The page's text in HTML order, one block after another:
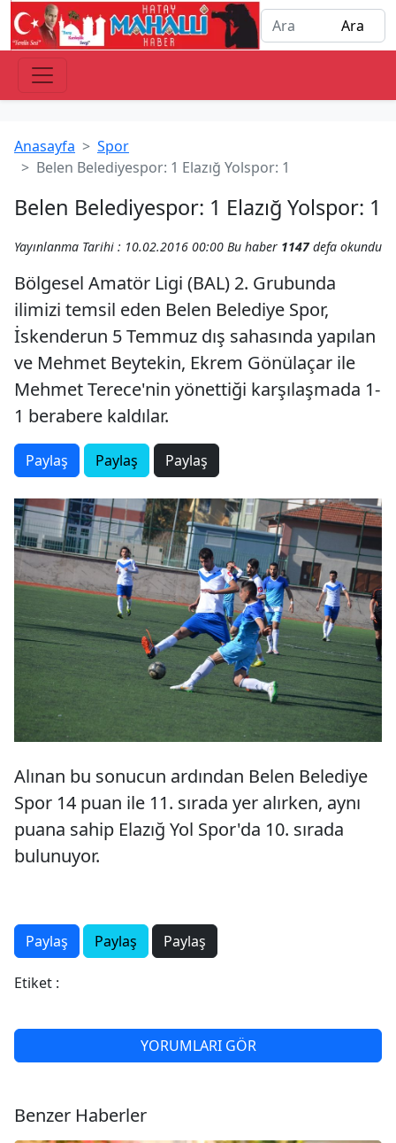
Anasayfa
Spor
Belen Belediyespor: 1 Elazığ Yolspor: 1
Belen Belediyespor: 1 Elazığ Yolspor: 1
Yayınlanma Tarihi : 10.02.2016 00:00 Bu haber 1147defa okundu
Bölgesel Amatör Ligi (BAL) 2. Grubunda
ilimizi temsil eden Belen Belediye Spor,
İskenderun 5 Temmuz dış sahasında yapılan
ve Mehmet Beytekin, Ekrem Gönülaçar ile
Mehmet Terece'nin yönettiği karşılaşmada 1-
1 berabere kaldılar.
Paylaş Paylaş Paylaş
Alınan bu sonucun ardından Belen Belediye
Spor 14 puan ile 11. sırada yer alırken, aynı
puana sahip Elazığ Yol Spor'da 10. sırada
bulunuyor.
Paylaş Paylaş Paylaş
Etiket :
YORUMLARI GÖR
Benzer Haberler